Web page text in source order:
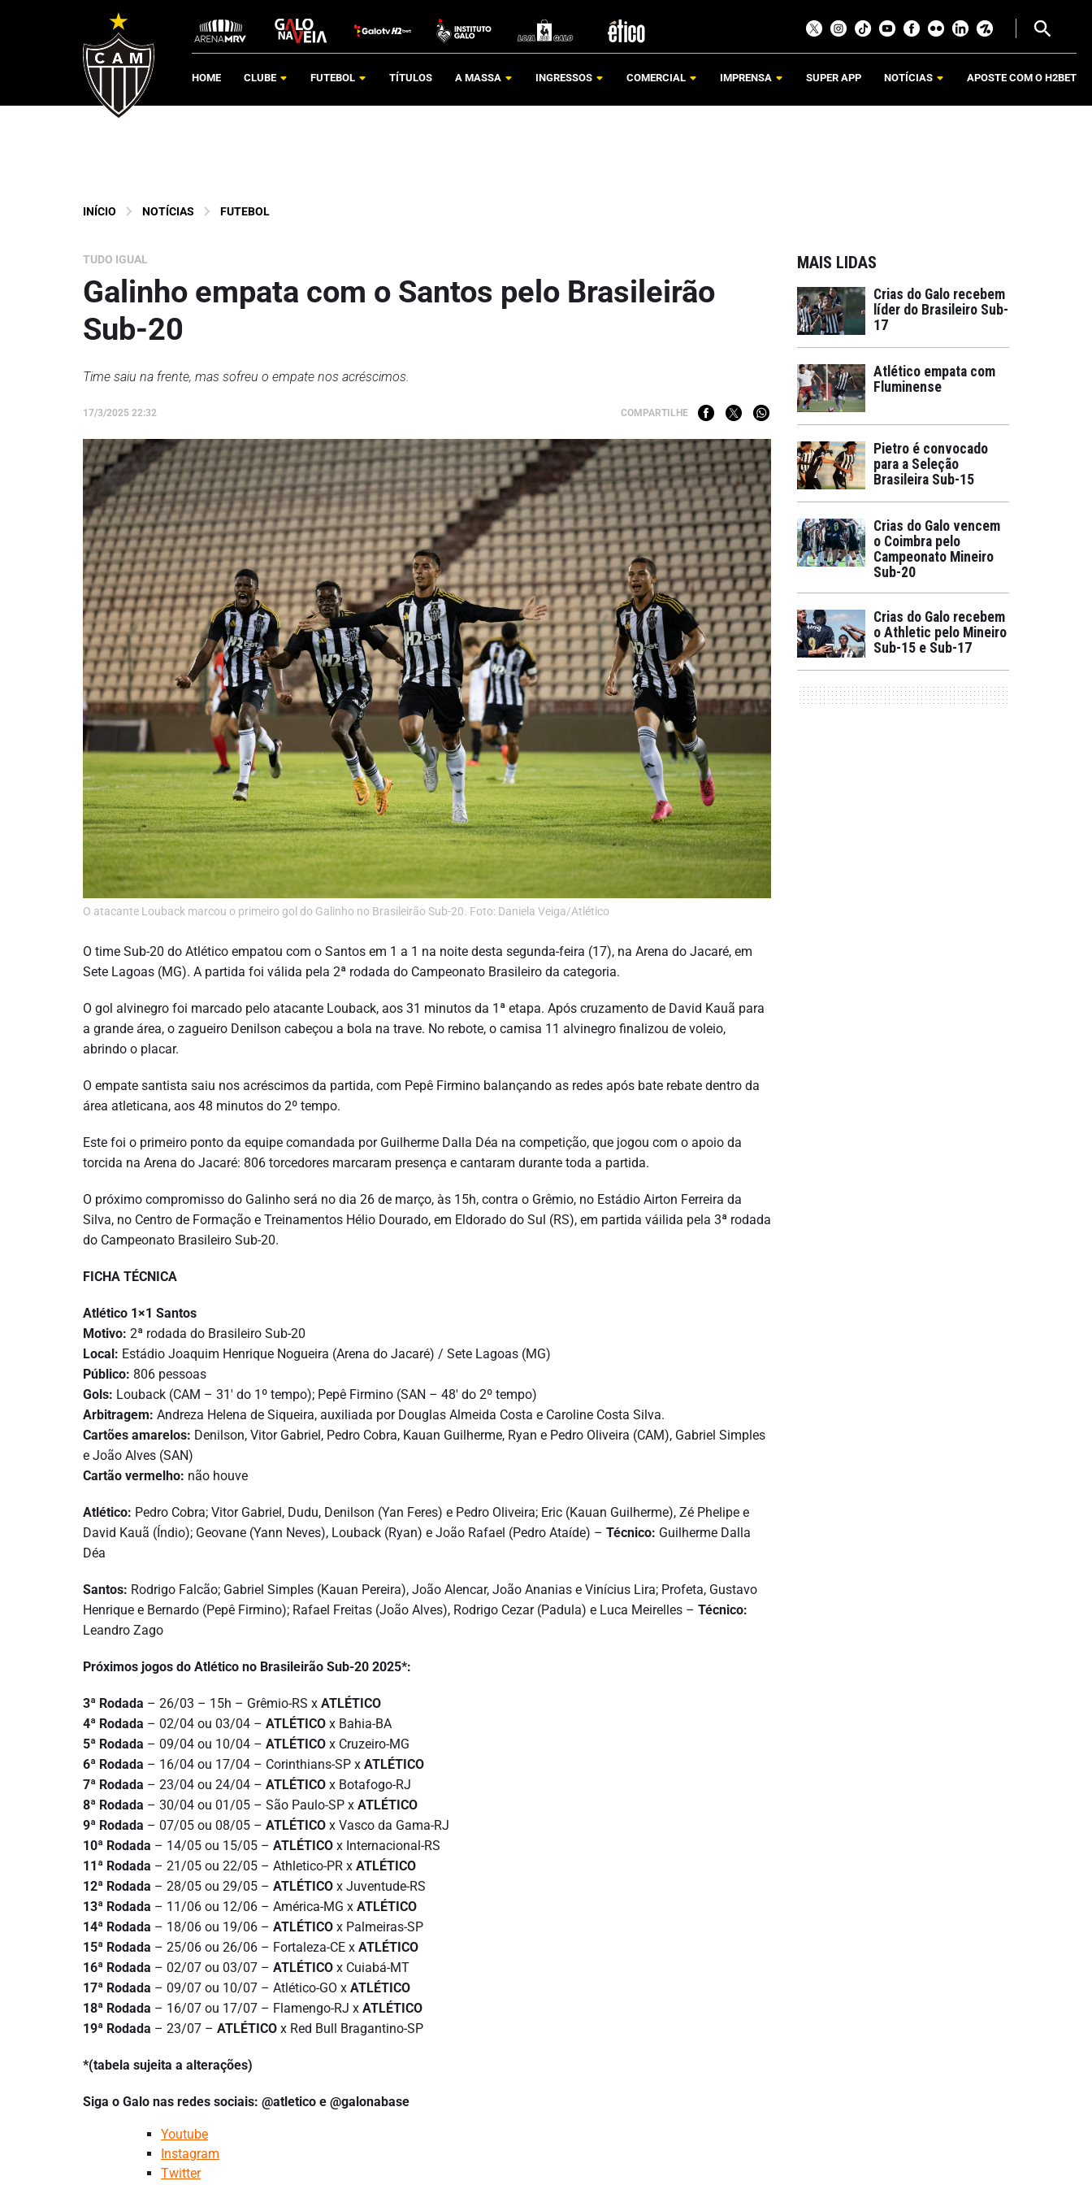
HOME CLUBE FUTEBOL TÍTULOS A MASSA INGRESSOS COMERCIAL IMPRENSA SUPER APP NOTÍCIAS APOSTE COM O H2BET
INÍCIO NOTÍCIAS FUTEBOL
TUDO IGUAL
Galinho empata com o Santos pelo Brasileirão
Sub-20
Time saiu na frente, mas sofreu o empate nos acréscimos.
17/3/2025 22:32 COMPARTILHE
O atacante Louback marcou o primeiro gol do Galinho no Brasileirão Sub-20. Foto: Daniela Veiga/Atlético
O time Sub-20 do Atlético empatou com o Santos em 1 a 1 na noite desta segunda-feira (17), na Arena do Jacaré, em
Sete Lagoas (MG). A partida foi válida pela 2ª rodada do Campeonato Brasileiro da categoria.
O gol alvinegro foi marcado pelo atacante Louback, aos 31 minutos da 1ª etapa. Após cruzamento de David Kauã para
a grande área, o zagueiro Denilson cabeçou a bola na trave. No rebote, o camisa 11 alvinegro finalizou de voleio,
abrindo o placar.
O empate santista saiu nos acréscimos da partida, com Pepê Firmino balançando as redes após bate rebate dentro da
área atleticana, aos 48 minutos do 2º tempo.
Este foi o primeiro ponto da equipe comandada por Guilherme Dalla Déa na competição, que jogou com o apoio da
torcida na Arena do Jacaré: 806 torcedores marcaram presença e cantaram durante toda a partida.
O próximo compromisso do Galinho será no dia 26 de março, às 15h, contra o Grêmio, no Estádio Airton Ferreira da
Silva, no Centro de Formação e Treinamentos Hélio Dourado, em Eldorado do Sul (RS), em partida váilida pela 3ª rodada
do Campeonato Brasileiro Sub-20.
FICHA TÉCNICA
Atlético 1×1 Santos
Motivo: 2ª rodada do Brasileiro Sub-20
Local: Estádio Joaquim Henrique Nogueira (Arena do Jacaré) / Sete Lagoas (MG)
Público: 806 pessoas
Gols: Louback (CAM – 31′ do 1º tempo); Pepê Firmino (SAN – 48′ do 2º tempo)
Arbitragem: Andreza Helena de Siqueira, auxiliada por Douglas Almeida Costa e Caroline Costa Silva.
Cartões amarelos: Denilson, Vitor Gabriel, Pedro Cobra, Kauan Guilherme, Ryan e Pedro Oliveira (CAM), Gabriel Simples
e João Alves (SAN)
Cartão vermelho: não houve
Atlético: Pedro Cobra; Vitor Gabriel, Dudu, Denilson (Yan Feres) e Pedro Oliveira; Eric (Kauan Guilherme), Zé Phelipe e
David Kauã (Índio); Geovane (Yann Neves), Louback (Ryan) e João Rafael (Pedro Ataíde) – Técnico: Guilherme Dalla
Déa
Santos: Rodrigo Falcão; Gabriel Simples (Kauan Pereira), João Alencar, João Ananias e Vinícius Lira; Profeta, Gustavo
Henrique e Bernardo (Pepê Firmino); Rafael Freitas (João Alves), Rodrigo Cezar (Padula) e Luca Meirelles – Técnico:
Leandro Zago
Próximos jogos do Atlético no Brasileirão Sub-20 2025*:
3ª Rodada – 26/03 – 15h – Grêmio-RS x ATLÉTICO
4ª Rodada – 02/04 ou 03/04 – ATLÉTICO x Bahia-BA
5ª Rodada – 09/04 ou 10/04 – ATLÉTICO x Cruzeiro-MG
6ª Rodada – 16/04 ou 17/04 – Corinthians-SP x ATLÉTICO
7ª Rodada – 23/04 ou 24/04 – ATLÉTICO x Botafogo-RJ
8ª Rodada – 30/04 ou 01/05 – São Paulo-SP x ATLÉTICO
9ª Rodada – 07/05 ou 08/05 – ATLÉTICO x Vasco da Gama-RJ
10ª Rodada – 14/05 ou 15/05 – ATLÉTICO x Internacional-RS
11ª Rodada – 21/05 ou 22/05 – Athletico-PR x ATLÉTICO
12ª Rodada – 28/05 ou 29/05 – ATLÉTICO x Juventude-RS
13ª Rodada – 11/06 ou 12/06 – América-MG x ATLÉTICO
14ª Rodada – 18/06 ou 19/06 – ATLÉTICO x Palmeiras-SP
15ª Rodada – 25/06 ou 26/06 – Fortaleza-CE x ATLÉTICO
16ª Rodada – 02/07 ou 03/07 – ATLÉTICO x Cuiabá-MT
17ª Rodada – 09/07 ou 10/07 – Atlético-GO x ATLÉTICO
18ª Rodada – 16/07 ou 17/07 – Flamengo-RJ x ATLÉTICO
19ª Rodada – 23/07 – ATLÉTICO x Red Bull Bragantino-SP
*(tabela sujeita a alterações)
Siga o Galo nas redes sociais: @atletico e @galonabase
Youtube
Instagram
Twitter
MAIS LIDAS
Crias do Galo recebem
líder do Brasileiro Sub-
17
Atlético empata com
Fluminense
Pietro é convocado
para a Seleção
Brasileira Sub-15
Crias do Galo vencem
o Coimbra pelo
Campeonato Mineiro
Sub-20
Crias do Galo recebem
o Athletic pelo Mineiro
Sub-15 e Sub-17